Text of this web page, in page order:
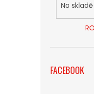
Na skladě
FACEBOOK